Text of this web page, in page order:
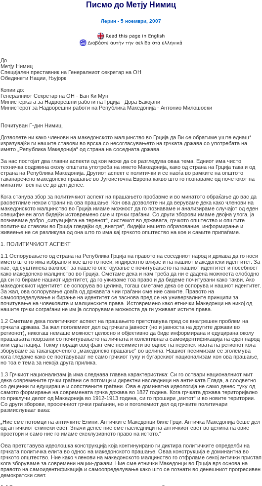
Писмо до Метју Нимиц
Лерин - 5 ноември, 2007
До
Метју Нимиц
Специјален преставник на Генералниот секретар на ОН
Обединети Нации, Њујорк
Копии до:
Генералниот Секретар на ОН - Бан Ки Мун
Министерката за Надворешни работи на Грција - Дора Бакојани
Министерот за Надворешни работи на Република Македонија - Антонио Милошоски
Почитуван Г-дин Нимиц,
Дозволете ни како членови на македонското малцинство во Грција да Ви се обратиме уште еднаш*
изразувајќи ги нашите ставови во врска со несогласувањето на грчката држава со употребата на
името „Република Македонија“ од страна на соседната држава.
За нас постојат два главни аспекти од кои може да се разгледува оваа тема. Едниот има чисто
техничка содржина околу општата употреба на името Македонија, како од страна на Грција така и од
страна на Република Македонија. Другиот аспект е политички и се наоѓа во рамките на општото
таканаречено македонско прашање во Југоисточна Европа какво што го познаваме од почетокот на
минатиот век па се до ден денес.
Кога станува збор за политичкиот аспект на прашањето пробавме и во минатото обраќање до вас да
расветлиме некои страни на ова прашање. Кон ова дозволете ни да веруваме дека како членови на
македонското малцинство во Грција имаме можност да го познаваме и анализираме случајот од еден
специфичен агол бидејќи истовремено сме и грчки граѓани. Со други зборови имаме двојна улога, ја
познаваме добро „ситуацијата на теренот“, системот во државата, грчкото општество и општите
политички ставови во Грција гледајќи од „внатре“, бидејќи нашето образование, информирање и
живеење не се разликува од она што го има кај грчкото општество на кое и самите припаѓаме.
1. ПОЛИТИЧКИОТ АСПЕКТ
1.1 Оспорувањето од страна на Република Грција на правото на соседниот народ и држава да го носи
името што го има избрано и кое што го носи, индиректно влијае и на нашиот македонски идентитет. За
нас, од суштинска важност за нашето опстојување е почитувањето на нашиот идентитет и посебност
како македонско малцинство во Грција. Сметаме дека и нам треба да ни е дадена можноста слободно
да си го бираме нашиот идентитет, да го уживаме тоа право и да бидеме почитувани како такви. Ако
македонскиот идентитет се оспорува во целина, тогаш сметаме дека се оспорува и нашиот идентитет.
За жал, ова оспорување доаѓа од државата чии граѓани сме ние самите. Правото на
самоопределување и бирање на идентитет се заснова пред се на универзалните принципи за
почитување на човековите и малцинските права. Истовремено како етнички Македонци на никој од
нашите грчки сограѓани не им ја оспоруваме можноста да ги уживаат истите права.
1.2 Сметаме дека политичкиот аспект на прашањето претставува пред се внатрешен проблем на
грчката држава. За жал поголемиот дел од грчката јавност (но и јавноста на другите држави во
регионот), никогаш немаше можност целосно и објективно да биде информирана и едуцирана околу
прашањата поврзани со почитувањето на личната и колективната самоидентификација на еден народ
или една нација. Токму поради овој факт сме песимисти во однос на перспективата на регионот кога
зборуваме за таканареченото „македонско прашање“ во целина. Нашиот песимизам се зголемува
кога гледаме како се поставуваат не само грчкиот туку и бугарскиот национализам кон ова прашање,
но тоа е тема за некоја друга прилика.
1.3 Грчкиот национализам ја има следнава главна карактеристика: Си го оствари националниот мит
дека современите грчки граѓани се потомци и директни наследници на античката Елада, а соодветно
со децении ги едуцираше и сопствените граѓани. Ова е доминатна идеологија не само денес туку од
самото формирање на современата грчка држава во 1827 година. Кога грчката држава територијално
го приклучи делот од Македонија во 1912-1913 година, си го прошири „митот“ и во новите територии.
Со други зборови, просечниот грчки граѓанин, но и поголемиот дел од грчките политичари
размислуваат вака:
„Ние сме потомци на античките Елини. Античките Македонци биле Грци. Античка Македонија беше дел
од античкиот елински свет. Значи денес ние сме наследници на античкиот свет во целина на овие
простори и само ние го имаме ексклузивното право на истото.“
Ова претставува идеолошка конструкција која континуирано ги диктира политичките определби на
грчката политичка елита во однос на македонското прашање. Оваа конструкција е доминантна во
грчкото општество. Ние како членови на македонското малцинство го отфрламе секој антички пристап
кога зборуваме за современи нации-држави. Ние сме етнички Македонци во Грција врз основа на
правото на самоидентификација и самоопределување како што се познати во денешниот прогресивен
демократски свет.